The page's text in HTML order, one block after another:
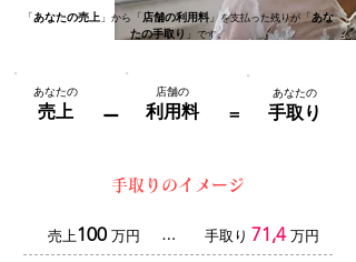
「あなたの売上 」 から 「店舗の利用料 」を支払った残りが 「あな
たの手取り 」 です。
あなたの
売上 ー
店舗の
利用料 ＝
あなたの
手取り
手取りのイメージ
売上100 万円 ​… 手取り 71,4 万円